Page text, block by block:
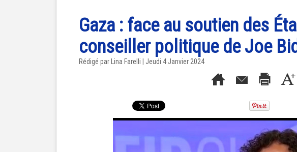
Gaza : face au soutien des
conseiller politique de Joe
Rédigé par Lina Farelli | Jeudi 4 Janvier 2024